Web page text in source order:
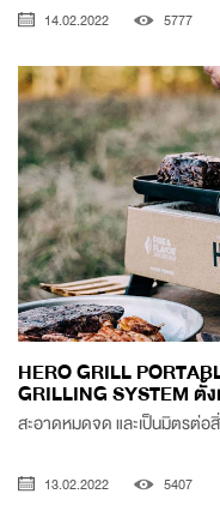
14.02.2022 5777
HERO GRILL
GRILLING SYSTEM ตั้
สะอาดหมดจด และเป็นมิตรต่อ
13.02.2022 5407